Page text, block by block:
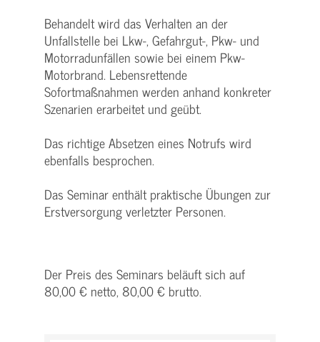
Behandelt wird das Verhalten an der
Unfallstelle bei Lkw-, Gefahrgut-, Pkw- und
Motorradunfällen sowie bei einem Pkw-
Motorbrand. Lebensrettende
Sofortmaßnahmen werden anhand konkreter
Szenarien erarbeitet und geübt.
Das richtige Absetzen eines Notrufs wird
ebenfalls besprochen.
Das Seminar enthält praktische Übungen zur
Erstversorgung verletzter Personen.
Der Preis des Seminars beläuft sich auf
80,00 € netto, 80,00 € brutto.